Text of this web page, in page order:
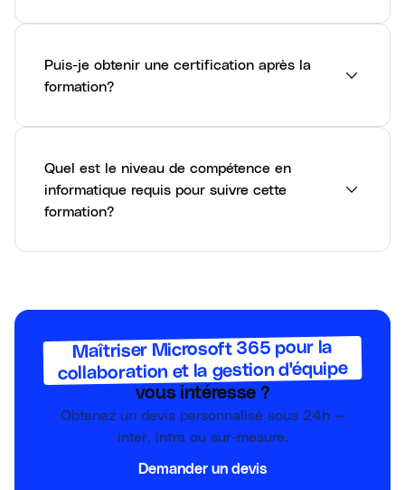
Puis-je obtenir une certification après la
formation?
Quel est le niveau de compétence en
informatique requis pour suivre cette
formation?
Maîtriser Microsoft 365 pour la
collaboration et la gestion d'équipe
vous intéresse ?
Obtenez un devis personnalisé sous 24h —
inter, intra ou sur-mesure.
Demander un devis